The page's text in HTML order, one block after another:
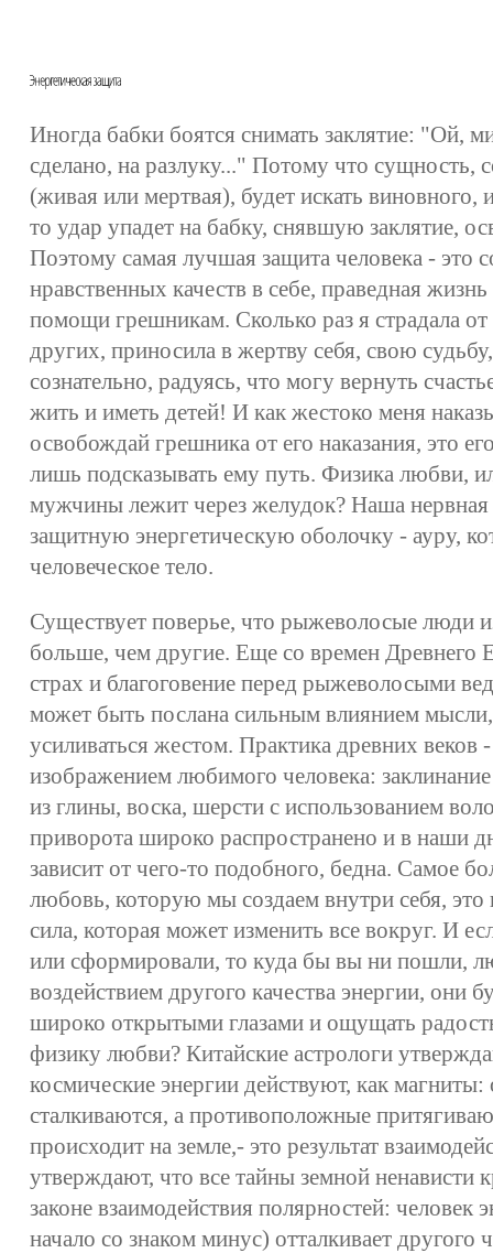
Иногда бабки боятся снимать заклятие: "Ой,
сделано, на разлуку..." Потому что сущность,
(живая или мертвая), будет искать виновного,
то удар упадет на бабку, снявшую заклятие,
Поэтому самая лучшая защита человека - это
нравственных качеств в себе, праведная
помощи грешникам. Сколько раз я страдала от
других, приносила в жертву себя, свою
сознательно, радуясь, что могу вернуть
жить и иметь детей! И как жестоко меня
освобождай грешника от его наказания, это
лишь подсказывать ему путь. Физика любви,
мужчины лежит через желудок? Наша
защитную энергетическую оболочку - ауру,
человеческое тело.
Существует поверье, что рыжеволосые люди
больше, чем другие. Еще со времен Древнего
страх и благоговение перед рыжеволосыми
может быть послана сильным влиянием
усиливаться жестом. Практика древних веков
изображением любимого человека:
из глины, воска, шерсти с использованием
приворота широко распространено и в наши
зависит от чего-то подобного, бедна. Самое
любовь, которую мы создаем внутри себя, это
сила, которая может изменить все вокруг. И
или сформировали, то куда бы вы ни пошли,
воздействием другого качества энергии, они
широко открытыми глазами и ощущать
физику любви? Китайские астрологи
космические энергии действуют, как
сталкиваются, а противоположные
происходит на земле,- это результат
утверждают, что все тайны земной ненависти
законе взаимодействия полярностей: человек
начало со знаком минус) отталкивает другого